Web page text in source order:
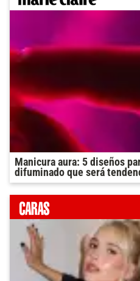
Manicura aura: 5 diseños
difuminado que será